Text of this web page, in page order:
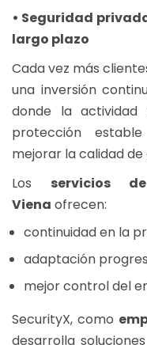
• Seguridad
largo plazo
Cada vez más
una inversión
donde la actividad
protección
mejorar la calidad
Los servicios
Viena ofrecen:
continuidad en la
adaptación
mejor control del
SecurityX, como
desarrolla